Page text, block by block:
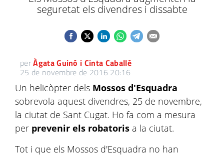
seguretat els divendres i dissabte
perÀgata Guinó i Cinta Caballé
25 de novembre de 2016 20:16
Un helicòpter dels Mossos d'Esquadra
sobrevola aquest divendres, 25 de novembre,
la ciutat de Sant Cugat. Ho fa com a mesura
per prevenir els robatoris a la ciutat.
Tot i que els Mossos d'Esquadra no han